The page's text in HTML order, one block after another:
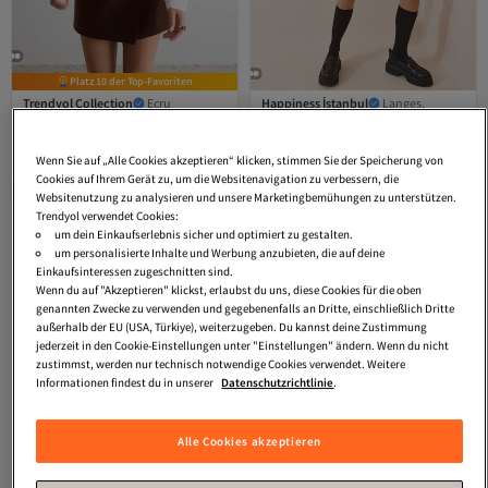
Platz 10 der Top-Favoriten
Trendyol Collection
Ecru
TWOAW24HI00337
17,37€
Happiness İstanbul
Langes,
18,98€
Wenn Sie auf „Alle Cookies akzeptieren“ klicken, stimmen Sie der Speicherung von
Cookies auf Ihrem Gerät zu, um die Websitenavigation zu verbessern, die
Websitenutzung zu analysieren und unsere Marketingbemühungen zu unterstützen.
Trendyol verwendet Cookies:
um dein Einkaufserlebnis sicher und optimiert zu gestalten.
um personalisierte Inhalte und Werbung anzubieten, die auf deine
Einkaufsinteressen zugeschnitten sind.
Wenn du auf "Akzeptieren" klickst, erlaubst du uns, diese Cookies für die oben
genannten Zwecke zu verwenden und gegebenenfalls an Dritte, einschließlich Dritte
außerhalb der EU (USA, Türkiye), weiterzugeben. Du kannst deine Zustimmung
jederzeit in den Cookie-Einstellungen unter "Einstellungen" ändern. Wenn du nicht
zustimmst, werden nur technisch notwendige Cookies verwendet. Weitere
Informationen findest du in unserer Datenschutzrichtlinie.
Alle Cookies akzeptieren